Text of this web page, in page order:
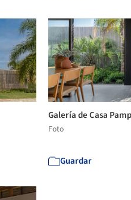
Galería de Casa
Foto
Guardar